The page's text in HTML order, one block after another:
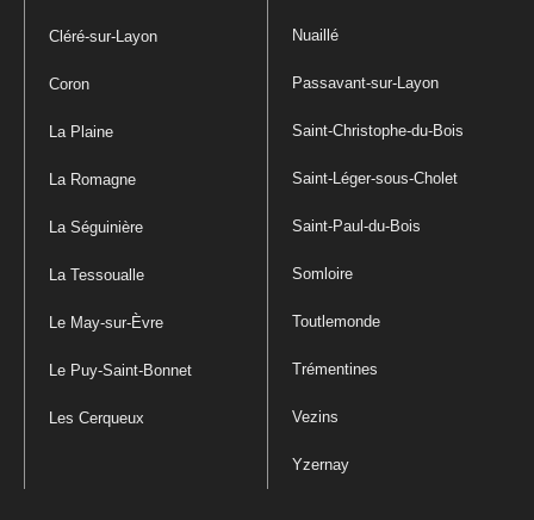
Cléré-sur-Layon
Coron
La Plaine
La Romagne
La Séguinière
La Tessoualle
Le May-sur-Èvre
Le Puy-Saint-Bonnet
Les Cerqueux
Nuaillé
Passavant-sur-Layon
Saint-Christophe-du-Bois
Saint-Léger-sous-Cholet
Saint-Paul-du-Bois
Somloire
Toutlemonde
Trémentines
Vezins
Yzernay